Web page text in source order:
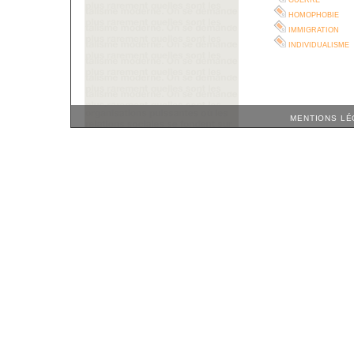
homophobie
immigration
individualisme
MENTIONS